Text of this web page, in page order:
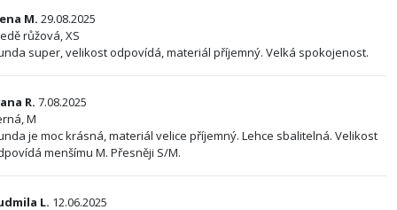
M. 29.08.2025
růžová, XS
super, velikost odpovídá, materiál příjemný. Velká spokojenost.
R. 7.08.2025
M
je moc krásná, materiál velice příjemný. Lehce sbalitelná. Velikost
menšímu M. Přesněji S/M.
L. 12.06.2025